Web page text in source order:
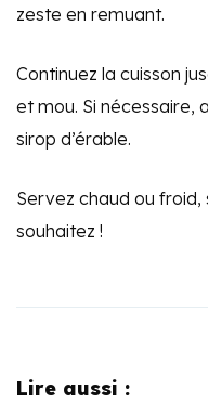
zeste en remuant.
Continuez la cuisson
et mou. Si nécessaire,
sirop d’érable.
Servez chaud ou
souhaitez !
Lire aussi :